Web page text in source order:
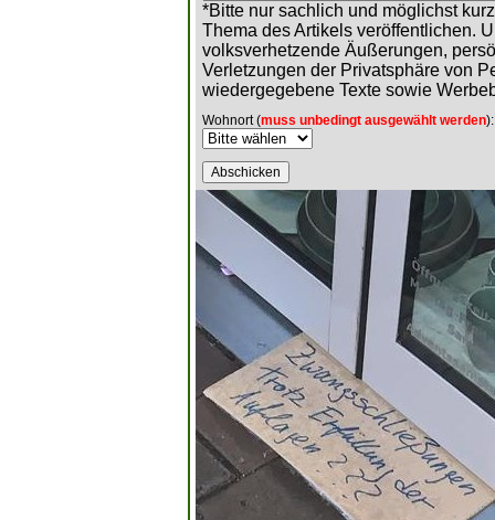
*Bitte nur sachlich und möglichst
Thema des Artikels veröffentlichen.
volksverhetzende Äußerungen,
Verletzungen der Privatsphäre von
wiedergegebene Texte sowie
Wohnort (muss unbedingt ausgewählt werden):